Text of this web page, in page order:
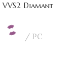
VVS2 Diamant
PC